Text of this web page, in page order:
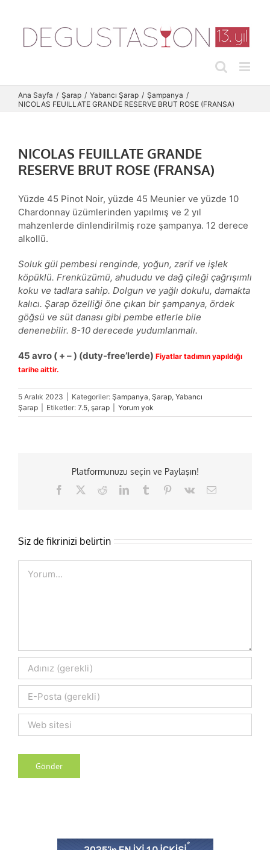
content
Ana Sayfa Şarap Yabancı Şarap
Şampanya
NICOLAS FEUILLATE GRANDE RESERVE BRUT ROSE (FRANSA)
NICOLAS FEUILLATE GRANDE
RESERVE BRUT ROSE (FRANSA)
Yüzde 45 Pinot Noir, yüzde 45 Meunier ve yüzde 10
Chardonnay üzümlerinden yapılmış ve 2 yıl
mahzenlerde dinlendirilmiş roze şampanya. 12 derece
alkollü.
Soluk gül pembesi renginde, yoğun, zarif ve işlek
köpüklü. Frenküzümü, ahududu ve dağ çileği çağrışımlı
koku ve tadlara sahip. Dolgun ve yağlı dokulu, damakta
kalıcı. Şarap özelliği öne çıkan bir şampanya, ördek
göğsü ve süt danası gibi pembe etlerle bile
denenebilir. 8-10 derecede yudumlanmalı.
45 avro ( + – ) (duty-free’lerde) Fiyatlar tadımın yapıldığı
tarihe aittir.
5 Aralık 2023 Kategoriler: Şampanya, Şarap, Yabancı
Şarap
Etiketler: 7.5, şarap Yorum yok
Platformunuzu seçin ve Paylaşın!
Facebook RedditLinkedInTumblr Pinterest
Vk
E-
Siz de fikrinizi belirtin